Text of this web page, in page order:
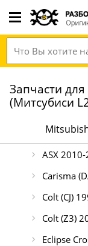
Запчасти
(Митсубиси
ASX
Carisma
Colt (CJ)
Colt (Z3)
Eclipse